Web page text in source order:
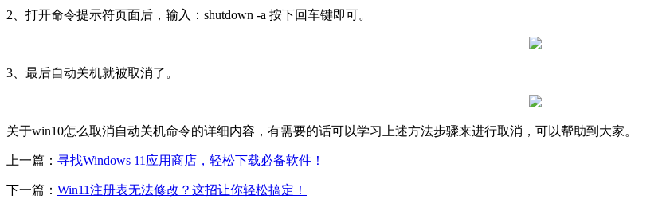
2、打开命令提示符页面后，输入：shutdown -a 按下回车键即可。
3、最后自动关机就被取消了。
关于win10怎么取消自动关机命令的详细内容，有需要的话可以学习上述方法步骤来进行取消，可以帮助到大家。
上一篇： 寻找Windows 11应用商店，轻松下载必备软件！
下一篇： Win11注册表无法修改？这招让你轻松搞定！